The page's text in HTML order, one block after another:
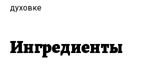
Ингредиенты